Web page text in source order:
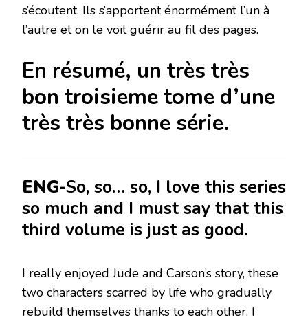
s’écoutent. Ils s’apportent énormément l’un à
l’autre et on le voit guérir au fil des pages.
En résumé, un très très
bon troisieme tome d’une
très très bonne série.
ENG-So, so… so, I love this series
so much and I must say that this
third volume is just as good.
I really enjoyed Jude and Carson’s story, these
two characters scarred by life who gradually
rebuild themselves thanks to each other. I